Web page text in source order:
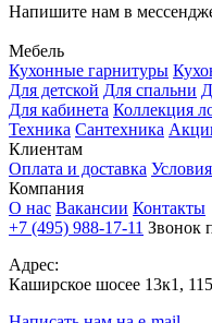
Напишите нам в
Мебель
Кухонные гарнитуры
Для детской Для спальни
Для кабинета Коллекция
Техника Сантехника
Клиентам
Оплата и доставка
Компания
О нас Вакансии Контакты
+7 (495) 988-17-11
Адрес:
Каширское шосее 13к1,